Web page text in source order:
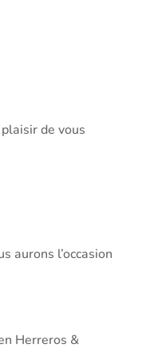
de vous
aurons l’occasion
Herreros &